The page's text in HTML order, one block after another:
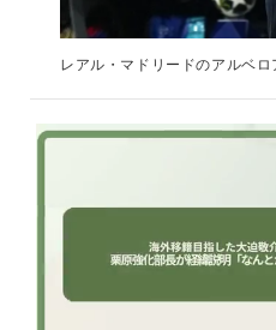
レアル・マドリードのアルベ